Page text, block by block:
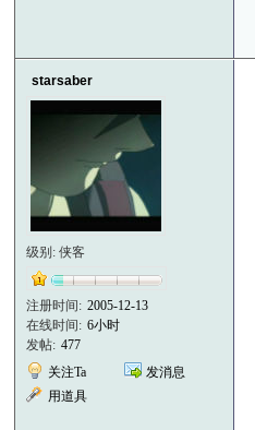
starsaber
级别: 侠客
注册时间: 2005-12-13
在线时间: 6小时
发帖: 477
关注Ta
发消息
用道具